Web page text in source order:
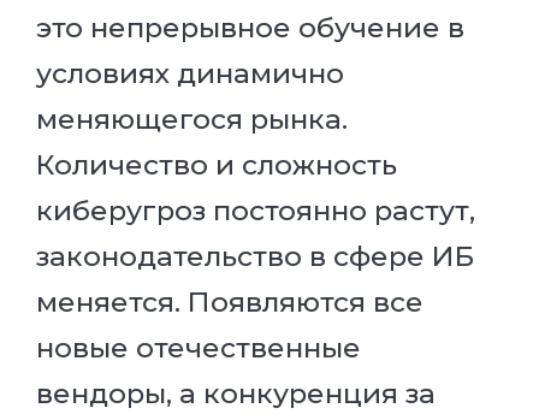
это непрерывное обучение в
условиях динамично
меняющегося рынка.
Количество и сложность
киберугроз постоянно растут,
законодательство в сфере ИБ
меняется. Появляются все
новые отечественные
вендоры, а конкуренция за